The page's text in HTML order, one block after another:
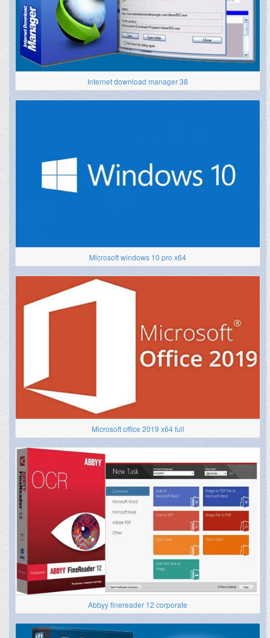
Internet download manager 38
Microsoft windows 10 pro x64
Microsoft office 2019 x64 full
Abbyy finereader 12 corporate